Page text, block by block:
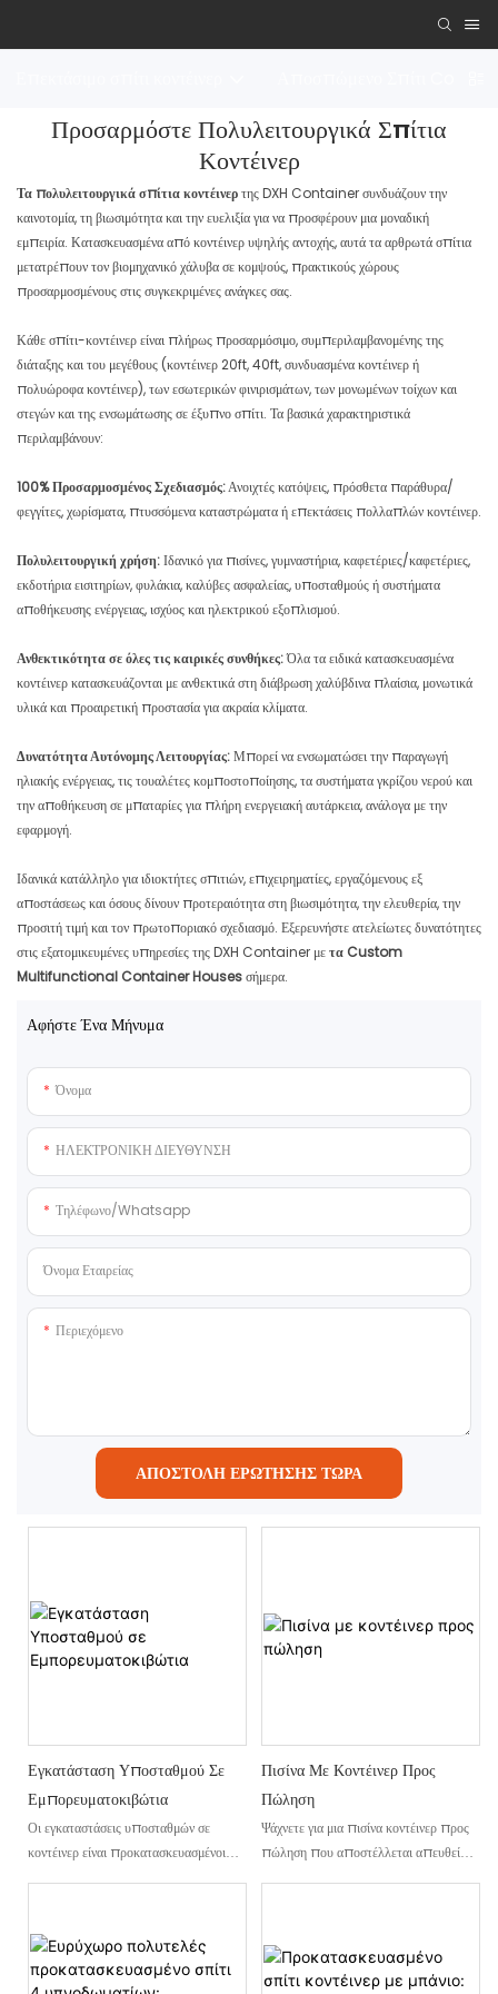
Προσαρμόστε Πολυλειτουργικά Σπίτια
Κοντέινερ
Τα πολυλειτουργικά σπίτια κοντέινερτης DXH Container συνδυάζουν την
καινοτομία, τη βιωσιμότητα και την ευελιξία για να προσφέρουν μια μοναδική
εμπειρία. Κατασκευασμένα από κοντέινερ υψηλής αντοχής, αυτά τα αρθρωτά σπίτια
μετατρέπουν τον βιομηχανικό χάλυβα σε κομψούς, πρακτικούς χώρους
προσαρμοσμένους στις συγκεκριμένες ανάγκες σας.
Κάθε σπίτι-κοντέινερ είναι πλήρως προσαρμόσιμο, συμπεριλαμβανομένης της
διάταξης και του μεγέθους (κοντέινερ 20ft, 40ft, συνδυασμένα κοντέινερ ή
πολυώροφα κοντέινερ), των εσωτερικών φινιρισμάτων, των μονωμένων τοίχων και
στεγών και της ενσωμάτωσης σε έξυπνο σπίτι. Τα βασικά χαρακτηριστικά
περιλαμβάνουν:
100% Προσαρμοσμένος Σχεδιασμός:Ανοιχτές κατόψεις, πρόσθετα παράθυρα/
φεγγίτες, χωρίσματα, πτυσσόμενα καταστρώματα ή επεκτάσεις πολλαπλών κοντέινερ.
Πολυλειτουργική χρήση:Ιδανικό για πισίνες, γυμναστήρια, καφετέριες/καφετέριες,
εκδοτήρια εισιτηρίων, φυλάκια, καλύβες ασφαλείας, υποσταθμούς ή συστήματα
αποθήκευσης ενέργειας, ισχύος και ηλεκτρικού εξοπλισμού.
Ανθεκτικότητα σε όλες τις καιρικές συνθήκες:Όλα τα ειδικά κατασκευασμένα
κοντέινερ κατασκευάζονται με ανθεκτικά στη διάβρωση χαλύβδινα πλαίσια, μονωτικά
υλικά και προαιρετική προστασία για ακραία κλίματα.
Δυνατότητα Αυτόνομης Λειτουργίας:Μπορεί να ενσωματώσει την παραγωγή
ηλιακής ενέργειας, τις τουαλέτες κομποστοποίησης, τα συστήματα γκρίζου νερού και
την αποθήκευση σε μπαταρίες για πλήρη ενεργειακή αυτάρκεια, ανάλογα με την
εφαρμογή.
Ιδανικά κατάλληλο για ιδιοκτήτες σπιτιών, επιχειρηματίες, εργαζόμενους εξ
αποστάσεως και όσους δίνουν προτεραιότητα στη βιωσιμότητα, την ελευθερία, την
προσιτή τιμή και τον πρωτοποριακό σχεδιασμό. Εξερευνήστε ατελείωτες δυνατότητες
στις εξατομικευμένες υπηρεσίες της DXH Container μετα Custom
Multifunctional Container Housesσήμερα.
Αφήστε Ένα Μήνυμα
Όνομα
ΗΛΕΚΤΡΟΝΙΚΗ ΔΙΕΥΘΥΝΣΗ
Τηλέφωνο/whatsapp
Όνομα Εταιρείας
Περιεχόμενο
ΑΠΟΣΤΟΛΉ ΕΡΏΤΗΣΗΣ ΤΏΡΑ
Εγκατάσταση Υποσταθμού Σε
Εμπορευματοκιβώτια
Οι εγκαταστάσεις υποσταθμών σε
κοντέινερ είναι προκατασκευασμένοι
και γρήγορη λύση διανομής ενέργειας.
Αυτές οι προκατασκευασμένες μονάδες
Πισίνα Με Κοντέινερ Προς
Πώληση
Ψάχνετε για μια πισίνα κοντέινερ προς
πώληση που αποστέλλεται απευθείας
πισίνες κοντέινερ σε οικιακούς και
εμπορικούς πελάτες παγκοσμίως.